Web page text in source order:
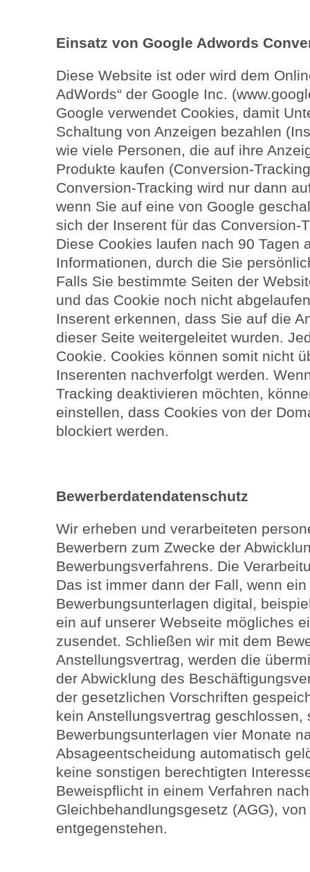
Einsatz von Google Adwords
Diese Website ist oder wird dem
AdWords“ der Google Inc.
Google verwendet Cookies, damit
Schaltung von Anzeigen bezahlen
wie viele Personen, die auf ihre
Produkte kaufen (Conversion-
Conversion-Tracking wird nur dann
wenn Sie auf eine von Google
sich der Inserent für das Conversion-
Diese Cookies laufen nach 90 Tagen
Informationen, durch die Sie
Falls Sie bestimmte Seiten der
und das Cookie noch nicht
Inserent erkennen, dass Sie auf die
dieser Seite weitergeleitet wurden.
Cookie. Cookies können somit nicht
Inserenten nachverfolgt werden.
Tracking deaktivieren möchten,
einstellen, dass Cookies von der
blockiert werden.
Bewerberdatendatenschutz
Wir erheben und verarbeiteten
Bewerbern zum Zwecke der
Bewerbungsverfahrens. Die
Das ist immer dann der Fall, wenn
Bewerbungsunterlagen digital,
ein auf unserer Webseite mögliches
zusendet. Schließen wir mit dem
Anstellungsvertrag, werden die
der Abwicklung des
der gesetzlichen Vorschriften
kein Anstellungsvertrag geschlossen,
Bewerbungsunterlagen vier Monate
Absageentscheidung automatisch
keine sonstigen berechtigten
Beweispflicht in einem Verfahren
Gleichbehandlungsgesetz (AGG),
entgegenstehen.